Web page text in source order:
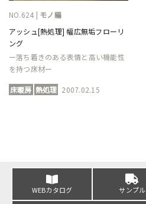
NO.624 | モノ編
アッシュ[熱処理] 幅広無垢フローリ
ング
ー落ち着きのある表情と高い機能性
を持つ床材ー
床暖房 熱処理 2007.02.15
WEBカタログ サンプル